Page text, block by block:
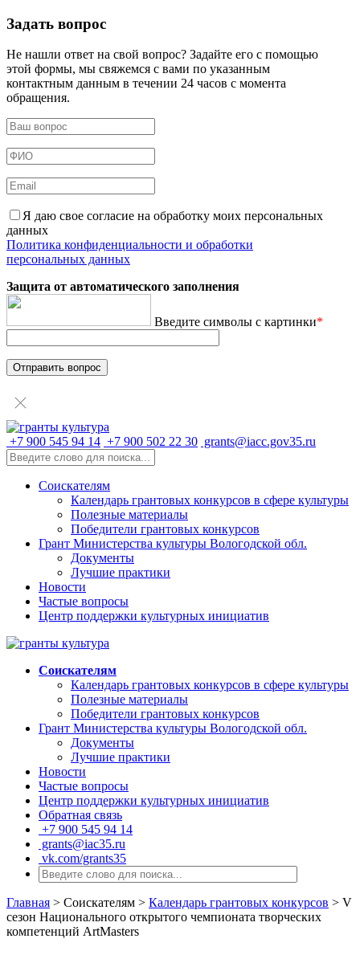
Задать вопрос
Не нашли ответ на свой вопрос? Задайте его с помощью
этой формы, мы свяжемся с вами по указанным
контактным данным в течении 24 часов с момента
обращения.
Я даю свое согласие на обработку моих персональных
данных
Политика конфиденциальности и обработки
персональных данных
Защита от автоматического заполнения
Введите символы с картинки*
+7 900 545 94 14 +7 900 502 22 30 grants@iacc.gov35.ru
Соискателям
Календарь грантовых конкурсов в сфере культуры
Полезные материалы
Победители грантовых конкурсов
Грант Министерства культуры Вологодской обл.
Документы
Лучшие практики
Новости
Частые вопросы
Центр поддержки культурных инициатив
Соискателям
Календарь грантовых конкурсов в сфере культуры
Полезные материалы
Победители грантовых конкурсов
Грант Министерства культуры Вологодской обл.
Документы
Лучшие практики
Новости
Частые вопросы
Центр поддержки культурных инициатив
Обратная связь
+7 900 545 94 14
grants@iac35.ru
vk.com/grants35
Главная > Соискателям > Календарь грантовых конкурсов > V
сезон Национального открытого чемпионата творческих
компетенций ArtMasters